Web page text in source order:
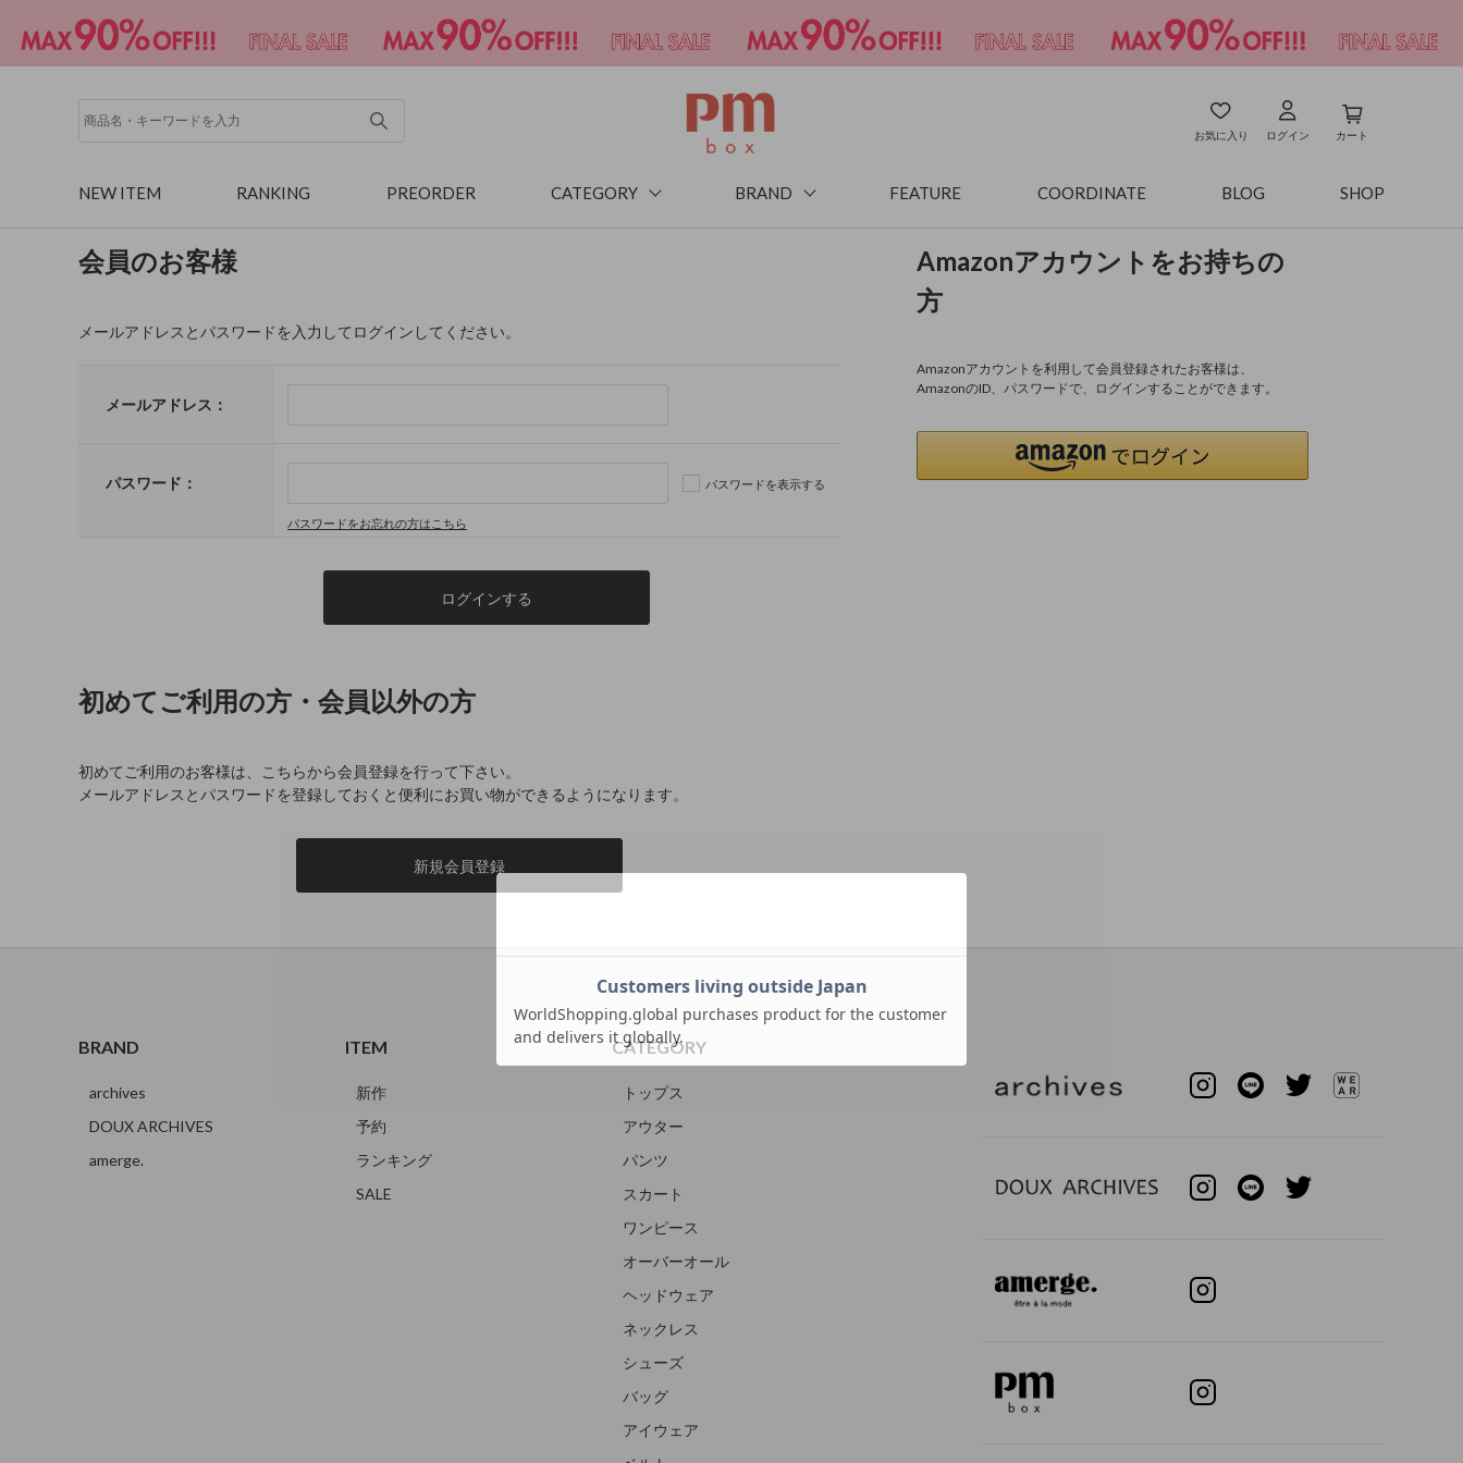
お気に入り ログイン カート
NEW ITEM RANKING PREORDER CATEGORY BRAND FEATURE COORDINATE BLOG SHOP
会員のお客様
メールアドレスとパスワードを入力してログインしてください。
メールアドレス：
パスワード： パスワードを表示する
パスワードをお忘れの方はこちら
Amazonアカウントをお持ちの
方
Amazonアカウントを利用して会員登録されたお客様は、
AmazonのID、パスワードで、ログインすることができます。
初めてご利用の方・会員以外の方
初めてご利用のお客様は、こちらから会員登録を行って下さい。
メールアドレスとパスワードを登録しておくと便利にお買い物ができるようになります。
BRAND
archives
DOUX ARCHIVES
amerge.
ITEM
新作
予約
ランキング
SALE
CATEGORY
トップス
アウター
パンツ
スカート
ワンピース
オーバーオール
ヘッドウェア
ネックレス
シューズ
バッグ
アイウェア